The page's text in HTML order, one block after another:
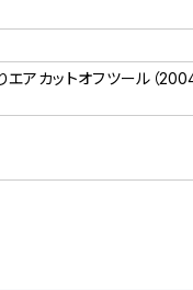
アカットオフツール（